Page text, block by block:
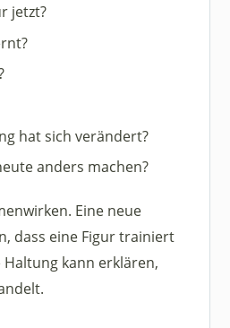
jetzt?
hat sich verändert?
anders machen?
Eine neue
dass eine Figur trainiert
kann erklären,